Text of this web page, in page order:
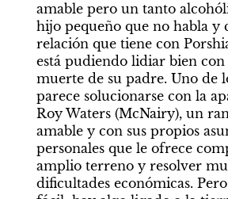
amable pero un tanto
hijo pequeño que no habla y
relación que tiene con
está pudiendo lidiar bien con
muerte de su padre. Uno de
parece solucionarse con la
Roy Waters (McNairy), un
amable y con sus propios
personales que le ofrece
amplio terreno y resolver
dificultades económicas.